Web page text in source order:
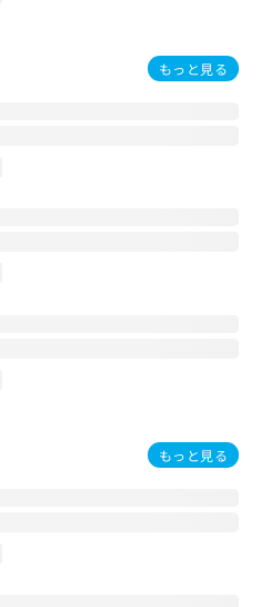
もっと見る
もっと見る